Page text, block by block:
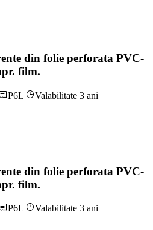
din folie perforata PVC-
film.
P6L
Valabilitate 3 ani
din folie perforata PVC-
film.
P6L
Valabilitate 3 ani